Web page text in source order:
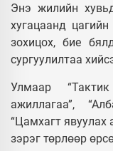
Энэ жилийн
хугацаанд
зохицох, бие
сургуулилтаа
Улмаар
ажиллагаа”,
“Цамхагт явуулах
зэрэг төрлөөр